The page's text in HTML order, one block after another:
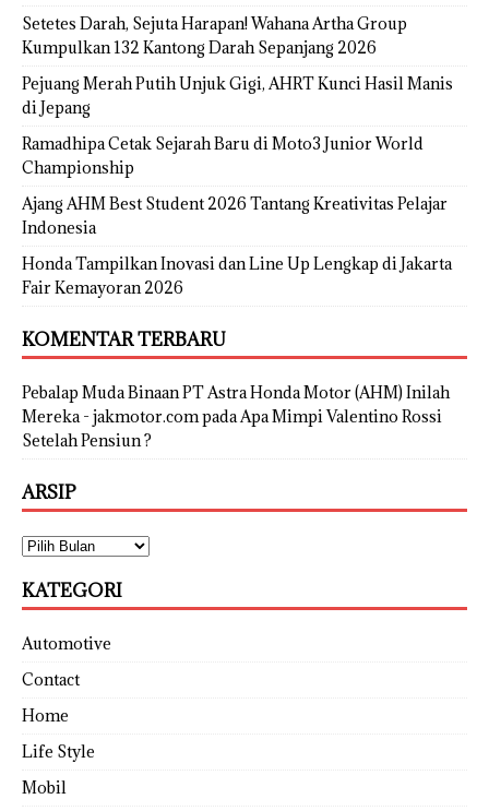
Setetes Darah, Sejuta Harapan! Wahana Artha Group
Kumpulkan 132 Kantong Darah Sepanjang 2026
Pejuang Merah Putih Unjuk Gigi, AHRT Kunci Hasil Manis
di Jepang
Ramadhipa Cetak Sejarah Baru di Moto3 Junior World
Championship
Ajang AHM Best Student 2026 Tantang Kreativitas Pelajar
Indonesia
Honda Tampilkan Inovasi dan Line Up Lengkap di Jakarta
Fair Kemayoran 2026
KOMENTAR TERBARU
Pebalap Muda Binaan PT Astra Honda Motor (AHM) Inilah
Mereka - jakmotor.compada Apa Mimpi Valentino Rossi
Setelah Pensiun ?
ARSIP
KATEGORI
Automotive
Contact
Home
Life Style
Mobil